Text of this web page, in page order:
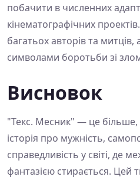
побачити в численних
кінематографічних
багатьох авторів та
символами боротьби зі
Висновок
"Текс. Месник" — це більше,
історія про мужність,
справедливість у світі, де
фантазією стирається. Цей